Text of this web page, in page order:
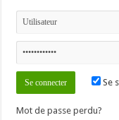
Se
Mot de passe perdu?